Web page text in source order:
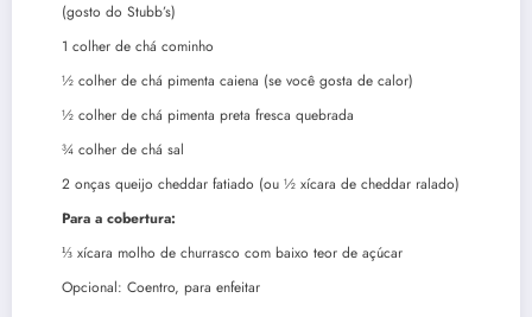
(gosto do Stubb’s)
1 colher de chá cominho
½ colher de chá pimenta caiena (se você gosta de calor)
½ colher de chá pimenta preta fresca quebrada
¾ colher de chá sal
2 onças queijo cheddar fatiado (ou ½ xícara de cheddar ralado)
Para a cobertura:
⅓ xícara molho de churrasco com baixo teor de açúcar
Opcional: Coentro, para enfeitar